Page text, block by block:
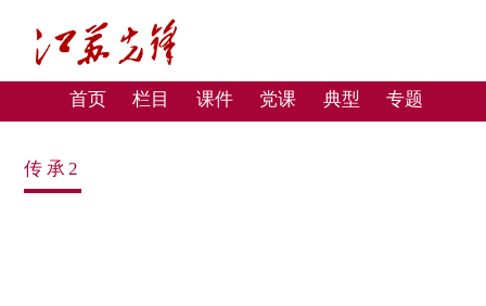
首页 栏目 课件 党课 典型 专题
传承2